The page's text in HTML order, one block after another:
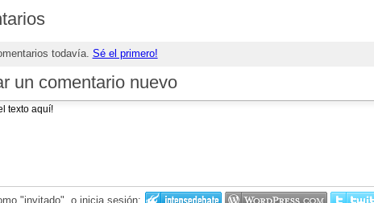
todavía. Sé el primero!
un comentario nuevo
"invitado", o inicia sesión: